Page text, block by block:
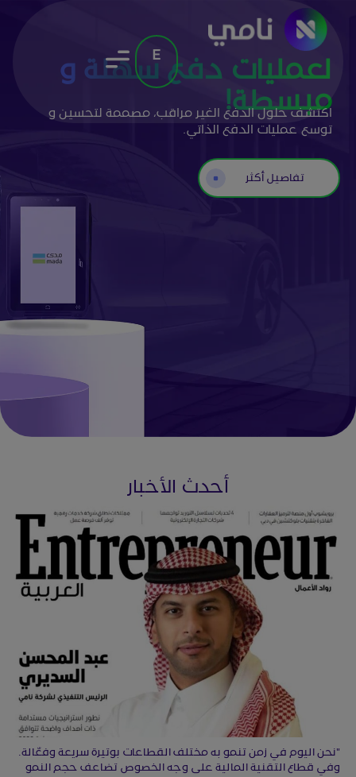
لعمليات دفع سهلة و
مبسطة!
اكتشف حلول الدفع الغير مراقب، مصممة لتحسين و
توسع عمليات الدفع الذاتي.
تفاصيل أكثر
أحدث الأخبار
"نحن اليوم في زمن تنمو به مختلف القطاعات بوتيرة سريعة وفعّالة.
وفي قطاع التقنية المالية على وجه الخصوص تضاعف حجم النمو